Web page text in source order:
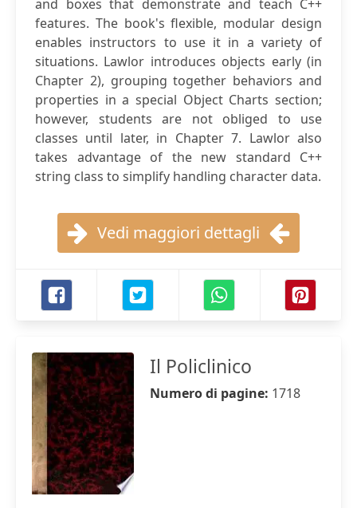
and boxes that demonstrate and teach C++
features. The book's flexible, modular design
enables instructors to use it in a variety of
situations. Lawlor introduces objects early (in
Chapter 2), grouping together behaviors and
properties in a special Object Charts section;
however, students are not obliged to use
classes until later, in Chapter 7. Lawlor also
takes advantage of the new standard C++
string class to simplify handling character data.
Vedi maggiori dettagli
Il Policlinico
Numero di pagine: 1718